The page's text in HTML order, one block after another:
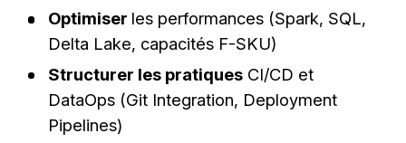
Optimiser les performances (Spark, SQL,
Delta Lake, capacités F-SKU)
Structurer les pratiquesCI/CD et
DataOps (Git Integration, Deployment
Pipelines)